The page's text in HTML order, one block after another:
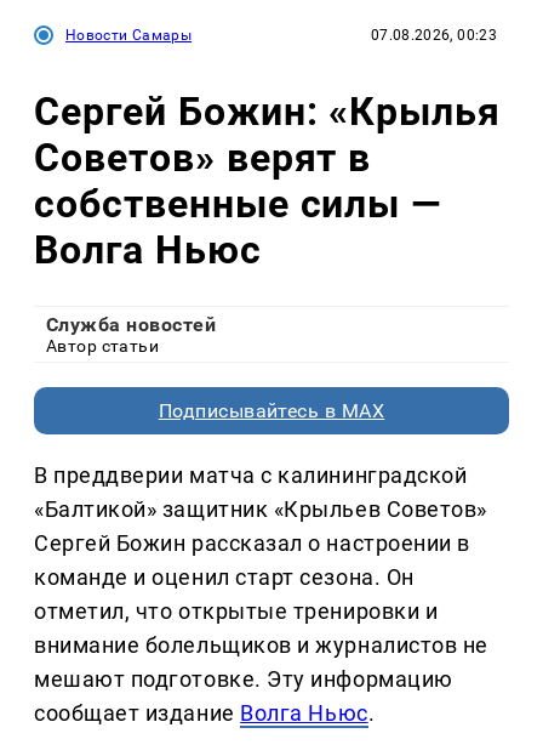
Новости Самары 07.08.2026, 00:23
Сергей Божин: «Крылья
Советов» верят в
собственные силы —
Волга Ньюс
Служба новостей
Автор статьи
Подписывайтесь в MAX
В преддверии матча с калининградской
«Балтикой» защитник «Крыльев Советов»
Сергей Божин рассказал о настроении в
команде и оценил старт сезона. Он
отметил, что открытые тренировки и
внимание болельщиков и журналистов не
мешают подготовке. Эту информацию
сообщает издание Волга Ньюс.